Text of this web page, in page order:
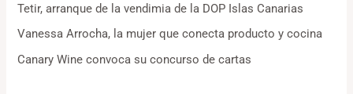
Tetir, arranque de la vendimia de la DOP Islas Canarias
Vanessa Arrocha, la mujer que conecta producto y cocina
Canary Wine convoca su concurso de cartas